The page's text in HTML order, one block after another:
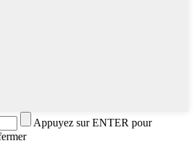
Appuyez sur ENTER pour